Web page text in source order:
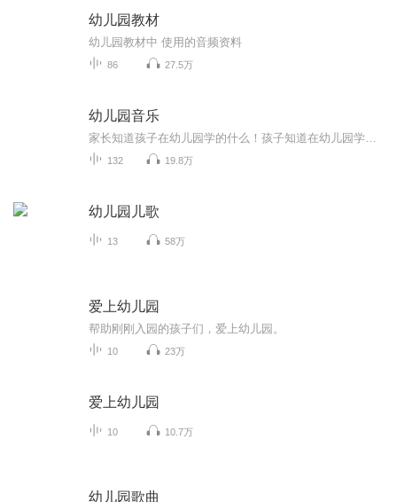
幼儿园教材
幼儿园教材中 使用的音频资料
86 27.5万
幼儿园音乐
132 19.8万
幼儿园儿歌
13 58万
爱上幼儿园
帮助刚刚入园的孩子们，爱上幼儿园。
10 23万
爱上幼儿园
10 10.7万
幼儿园歌曲